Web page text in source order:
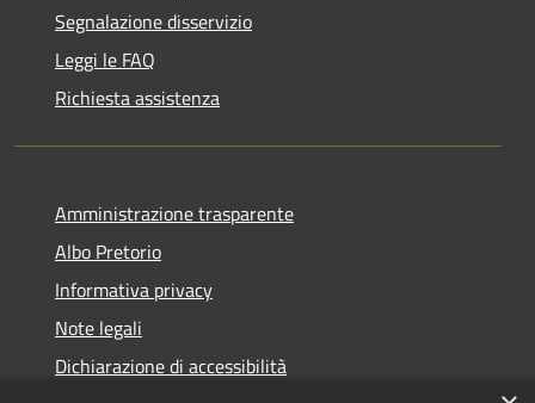
Segnalazione disservizio
Leggi le FAQ
Richiesta assistenza
Amministrazione trasparente
Albo Pretorio
Informativa privacy
Note legali
Dichiarazione di accessibilità